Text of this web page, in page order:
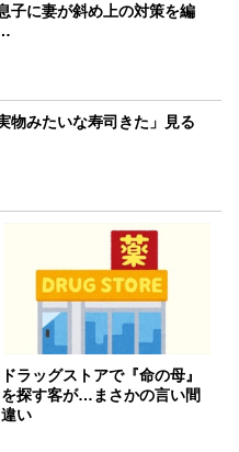
子に妻が斜め上の対策を編
物みたいな寿司きた」見る
ドラッグストアで『命の母』
を探す客が…まさかの言い間
違い